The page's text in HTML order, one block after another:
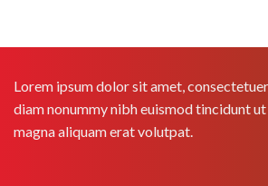
Lorem ipsum dolor sit amet,
diam nonummy nibh euismod tincidunt
magna aliquam erat volutpat.